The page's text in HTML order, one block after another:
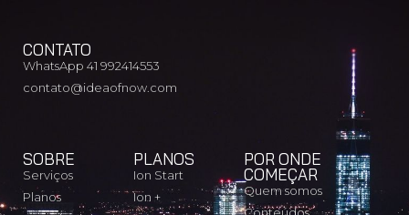
CONTATO
WhatsApp 41 992414553
contato@ideaofnow.com
SOBRE
Serviços
Planos
PLANOS
Ion Start
Ion +
POR ONDE
COMEÇAR
Quem somos
Conteúdos